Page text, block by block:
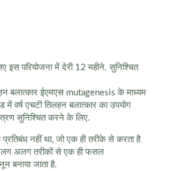
परियोजना में देरी 12 महीने. सुनिश्चित
बलात्कार ईएमएस mutagenesis के माध्यम
एचटी तिलहन बलात्कार का उपयोग
सुनिश्चित करने के लिए.
नहीं था, जो एक ही तरीके से करता है
अलग तरीकों से एक ही फसल
बनाया जाता है.